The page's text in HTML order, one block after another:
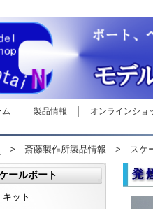
ム 製品情報 オンラインショ
> 斎藤製作所製品情報 > スケー
ールボート
キット